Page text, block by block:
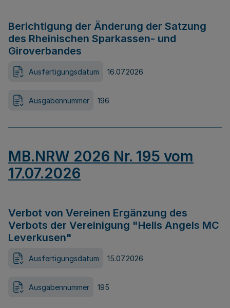
Berichtigung der Änderung der Satzung
des Rheinischen Sparkassen- und
Giroverbandes
Ausfertigungsdatum 16.07.2026
Ausgabennummer 196
MB.NRW 2026 Nr. 195 vom
17.07.2026
Verbot von Vereinen Ergänzung des
Verbots der Vereinigung "Hells Angels MC
Leverkusen"
Ausfertigungsdatum 15.07.2026
Ausgabennummer 195